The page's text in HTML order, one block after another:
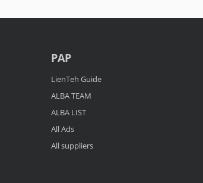
PAP
LienTeh Guide
ALBA TEAM
ALBA LIST
All Ads
All suppliers